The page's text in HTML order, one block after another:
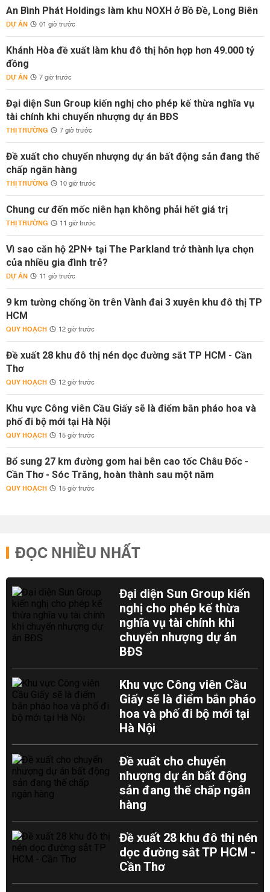
An Bình Phát Holdings làm khu NOXH ở Bồ Đề, Long Biên
DỰ ÁN 01 giờ trước
Khánh Hòa đề xuất làm khu đô thị hỗn hợp hơn 49.000 tỷ
đồng
DỰ ÁN 7 giờ trước
Đại diện Sun Group kiến nghị cho phép kế thừa nghĩa vụ
tài chính khi chuyển nhượng dự án BĐS
THỊ TRƯỜNG 7 giờ trước
Đề xuất cho chuyển nhượng dự án bất động sản đang thế
chấp ngân hàng
THỊ TRƯỜNG 10 giờ trước
Chung cư đến mốc niên hạn không phải hết giá trị
THỊ TRƯỜNG 11 giờ trước
Vì sao căn hộ 2PN+ tại The Parkland trở thành lựa chọn
của nhiều gia đình trẻ?
DỰ ÁN 11 giờ trước
9 km tường chống ồn trên Vành đai 3 xuyên khu đô thị TP
HCM
QUY HOẠCH 12 giờ trước
Đề xuất 28 khu đô thị nén dọc đường sắt TP HCM - Cần
Thơ
QUY HOẠCH 12 giờ trước
Khu vực Công viên Cầu Giấy sẽ là điểm bắn pháo hoa và
phố đi bộ mới tại Hà Nội
QUY HOẠCH 15 giờ trước
Bổ sung 27 km đường gom hai bên cao tốc Châu Đốc -
Cần Thơ - Sóc Trăng, hoàn thành sau một năm
QUY HOẠCH 15 giờ trước
ĐỌC NHIỀU NHẤT
Đại diện Sun Group kiến
nghị cho phép kế thừa
nghĩa vụ tài chính khi
chuyển nhượng dự án
BĐS
Khu vực Công viên Cầu
Giấy sẽ là điểm bắn pháo
hoa và phố đi bộ mới tại
Hà Nội
Đề xuất cho chuyển
nhượng dự án bất động
sản đang thế chấp ngân
hàng
Đề xuất 28 khu đô thị nén
dọc đường sắt TP HCM -
Cần Thơ